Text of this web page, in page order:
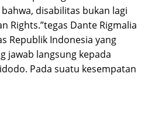
disabilitas bukan lagi
Rights.”tegas Dante Rigmalia
Republik Indonesia yang
jawab langsung kepada
Pada suatu kesempatan